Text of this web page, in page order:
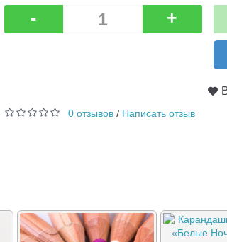
- +
0 отзывов/ Написать отзыв